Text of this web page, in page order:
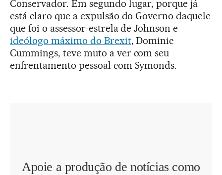
Conservador. Em segundo lugar, porque já
está claro que a expulsão do Governo daquele
que foi o assessor-estrela de Johnson e
ideólogo máximo do Brexit, Dominic
Cummings, teve muto a ver com seu
enfrentamento pessoal com Symonds.
Apoie a produção de notícias como